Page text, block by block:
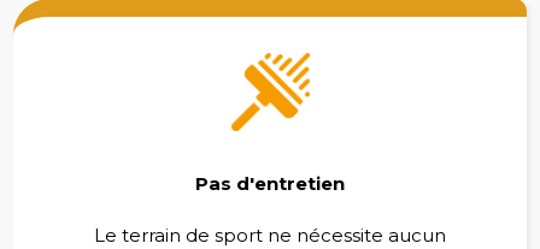
Pas d'entretien
Le terrain de sport ne nécessite aucun